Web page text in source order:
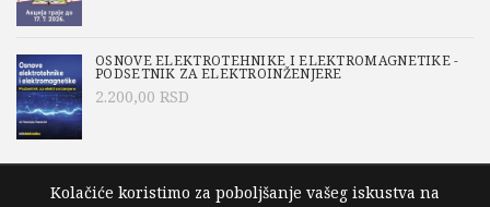
OSNOVE ELEKTROTEHNIKE I ELEKTROMAGNETIKE -
PODSETNIK ZA ELEKTROINŽENJERE
2.200,00 RSD
Kolačiće koristimo za poboljšanje vašeg iskustva na